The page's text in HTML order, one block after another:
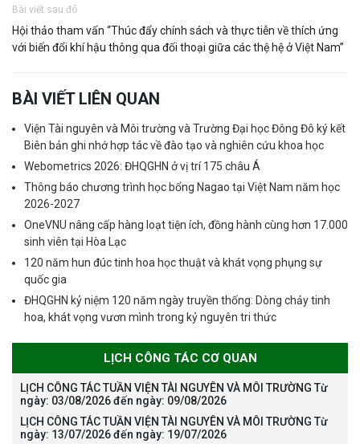
Bài viết sau đó
Hội thảo tham vấn “Thúc đẩy chính sách và thực tiễn về thích ứng
với biến đổi khí hậu thông qua đối thoại giữa các thệ hệ ở Việt Nam”
BÀI VIẾT LIÊN QUAN
Viện Tài nguyên và Môi trường và Trường Đại học Đông Đô ký kết
Biên bản ghi nhớ hợp tác về đào tạo và nghiên cứu khoa học
Webometrics 2026: ĐHQGHN ở vị trí 175 châu Á
Thông báo chương trình học bổng Nagao tại Việt Nam năm học
2026-2027
OneVNU nâng cấp hàng loạt tiện ích, đồng hành cùng hơn 17.000
sinh viên tại Hòa Lạc
120 năm hun đúc tinh hoa học thuật và khát vọng phụng sự
quốc gia
ĐHQGHN kỷ niệm 120 năm ngày truyền thống: Dòng chảy tinh
hoa, khát vọng vươn mình trong kỷ nguyên tri thức
LỊCH CÔNG TÁC CƠ QUAN
LỊCH CÔNG TÁC TUẦN VIỆN TÀI NGUYÊN VÀ MÔI TRƯỜNG Từ
ngày: 03/08/2026 đến ngày: 09/08/2026
LỊCH CÔNG TÁC TUẦN VIỆN TÀI NGUYÊN VÀ MÔI TRƯỜNG Từ
ngày: 13/07/2026 đến ngày: 19/07/2026